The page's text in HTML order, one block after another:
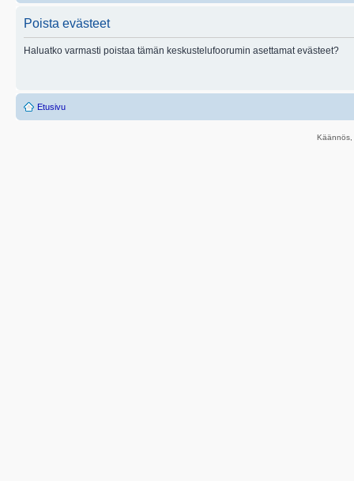
Poista evästeet
Haluatko varmasti poistaa tämän keskustelufoorumin asettamat evästeet?
Etusivu